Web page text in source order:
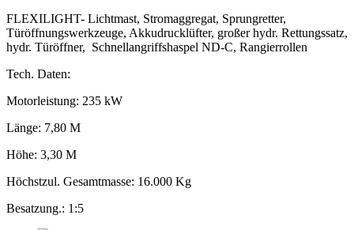
FLEXILIGHT- Lichtmast, Stromaggregat, Sprungretter,
Türöffnungswerkzeuge, Akkudrucklüfter, großer hydr. Rettungssatz,
hydr. Türöffner, Schnellangriffshaspel ND-C, Rangierrollen
Tech. Daten:
Motorleistung: 235 kW
Länge: 7,80 M
Höhe: 3,30 M
Höchstzul. Gesamtmasse: 16.000 Kg
Besatzung.: 1:5